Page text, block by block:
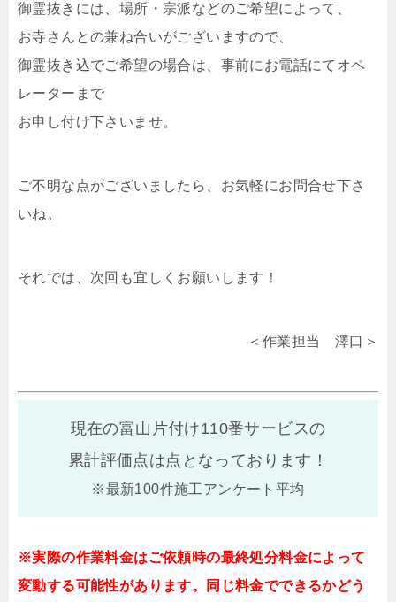
御霊抜きには、場所・宗派などのご希望によって、
お寺さんとの兼ね合いがございますので、
御霊抜き込でご希望の場合は、事前にお電話にてオペ
レーターまで
お申し付け下さいませ。
ご不明な点がございましたら、お気軽にお問合せ下さ
いね。
それでは、次回も宜しくお願いします！
＜作業担当 澤口＞
現在の富山片付け110番サービスの
累計評価点は点となっております！
※最新100件施工アンケート平均
※実際の作業料金はご依頼時の最終処分料金によって
変動する可能性があります。同じ料金でできるかどう